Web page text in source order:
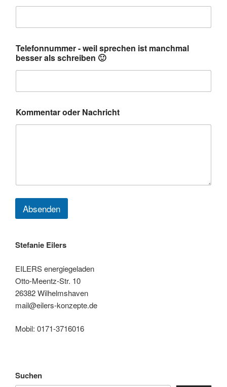
a
h
i
c
h
Telefonnummer - weil sprechen ist manchmal
besser als schreiben 🙂
Kommentar oder Nachricht
Absenden
Stefanie Eilers
EILERS energiegeladen
Otto-Meentz-Str. 10
26382 Wilhelmshaven
mail@eilers-konzepte.de
Mobil: 0171-3716016
Suchen